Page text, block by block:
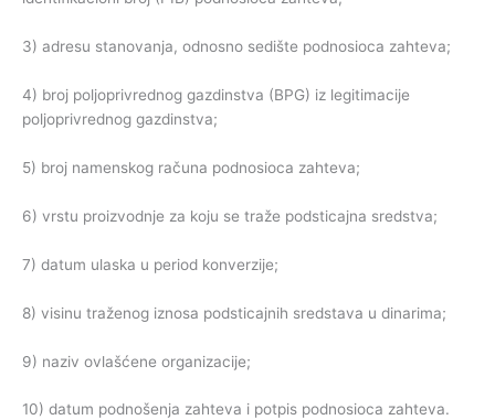
3) adresu stanovanja, odnosno sedište podnosioca zahteva;
4) broj poljoprivrednog gazdinstva (BPG) iz legitimacije
poljoprivrednog gazdinstva;
5) broj namenskog računa podnosioca zahteva;
6) vrstu proizvodnje za koju se traže podsticajna sredstva;
7) datum ulaska u period konverzije;
8) visinu traženog iznosa podsticajnih sredstava u dinarima;
9) naziv ovlašćene organizacije;
10) datum podnošenja zahteva i potpis podnosioca zahteva.